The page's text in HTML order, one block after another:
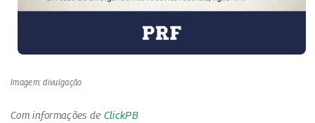
Imagem: divulgação
Com informações de ClickPB